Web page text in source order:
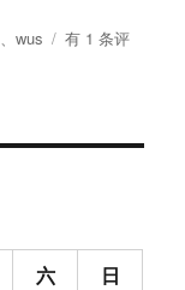
、wus
Windows
述
有 1 条评
六 日